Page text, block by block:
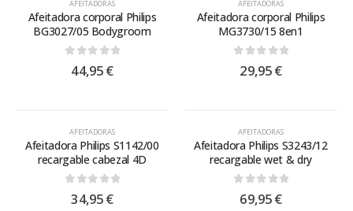
AFEITADORAS
Afeitadora corporal Philips
BG3027/05 Bodygroom
out of 5
44,95€
AFEITADORAS
Afeitadora corporal Philips
MG3730/15 8en1
out of 5
29,95€
AFEITADORAS
Afeitadora Philips S1142/00
recargable cabezal 4D
0out of 5
34,95€
AFEITADORAS
Afeitadora Philips S3243/12
recargable wet & dry
out of 5
69,95€